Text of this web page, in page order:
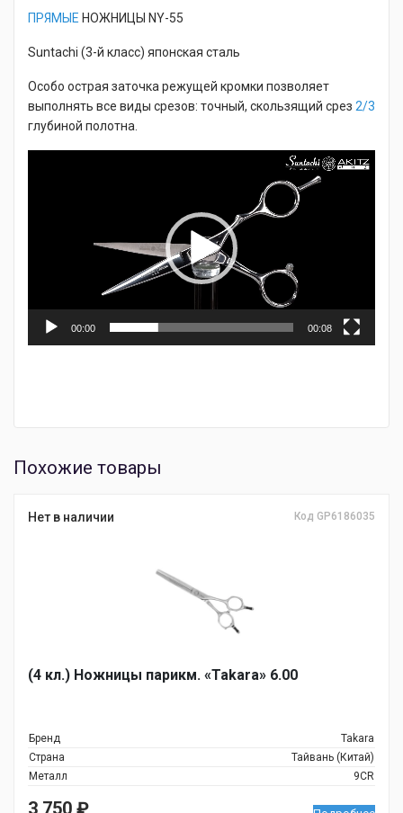
ПРЯМЫЕ НОЖНИЦЫ NY-55
Suntachi (3-й класс) японская сталь
Особо острая заточка режущей кромки позволяет
выполнять все виды срезов: точный, скользящий срез 2/3
глубиной полотна.
00:00 00:08
Похожие товары
Нет в наличии Код GP6186035
(4 кл.) Ножницы парикм. «Takara» 6.00
Бренд
Takara
Страна
Тайвань (Китай)
Металл
9CR
3 750 ₽